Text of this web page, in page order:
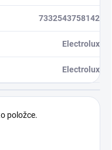
7332543758142
Electrolux
Electrolux
položce.